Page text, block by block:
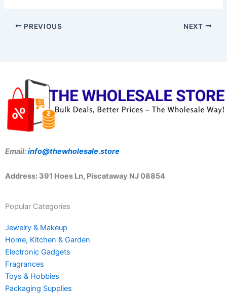
PREVIOUS NEXT
Email:info@thewholesale.store
Address: 391 Hoes Ln, Piscataway NJ 08854
Popular Categories
Jewelry & Makeup
Home, Kitchen & Garden
Electronic Gadgets
Fragrances
Toys & Hobbies
Packaging Supplies